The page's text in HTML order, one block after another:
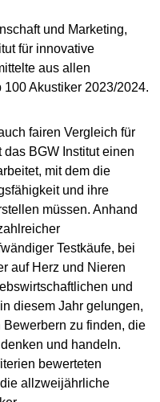
und Marketing,
für innovative
aus allen
Akustiker 2023/2024.
fairen Vergleich für
BGW Institut einen
mit dem die
und ihre
müssen. Anhand
Testkäufe, bei
auf Herz und Nieren
und
diesem Jahr gelungen,
zu finden, die
und handeln.
bewerteten
allzweijährliche